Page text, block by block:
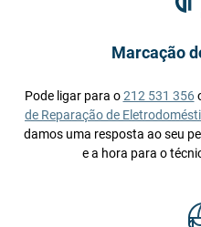
Marcação
Pode ligar para o212 531 356
de Reparação de
damos uma resposta ao seu
e a hora para o